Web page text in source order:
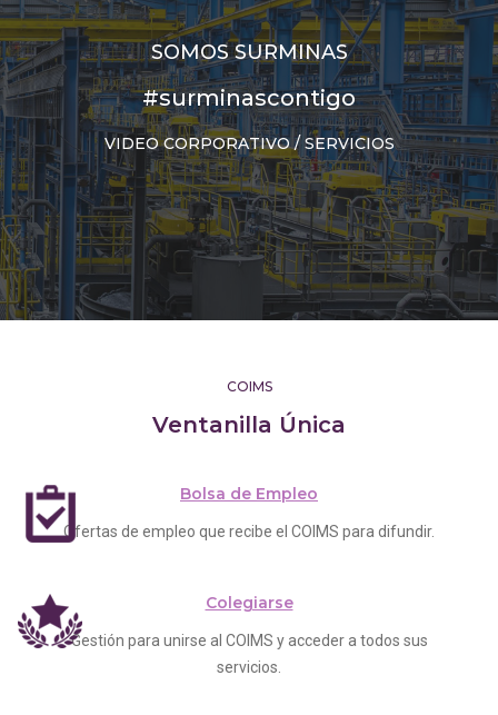
SOMOS SURMINAS
#surminascontigo
VIDEO CORPORATIVO / SERVICIOS
COIMS
Ventanilla Única
Bolsa de Empleo
Ofertas de empleo que recibe el COIMS para difundir.
Colegiarse
Gestión para unirse al COIMS y acceder a todos sus
servicios.